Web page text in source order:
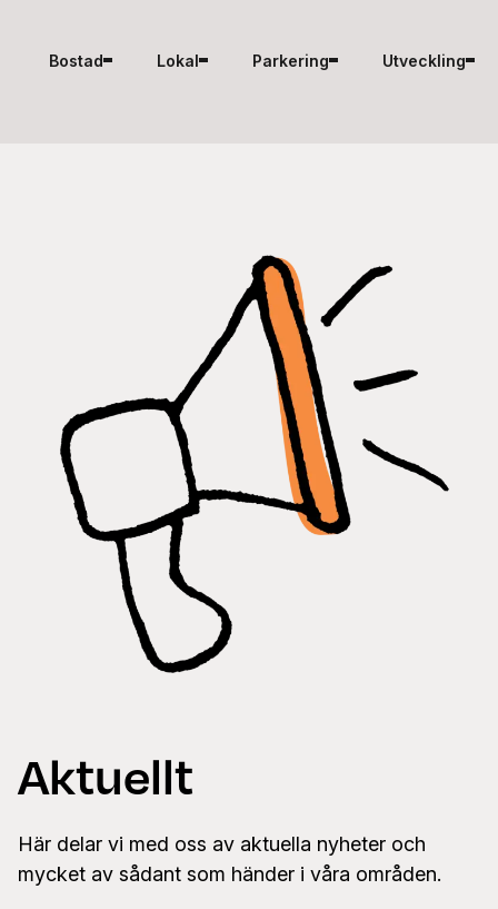
Bostad Lokal Parkering Utveckling
Aktuellt
Här delar vi med oss av aktuella nyheter och
mycket av sådant som händer i våra områden.